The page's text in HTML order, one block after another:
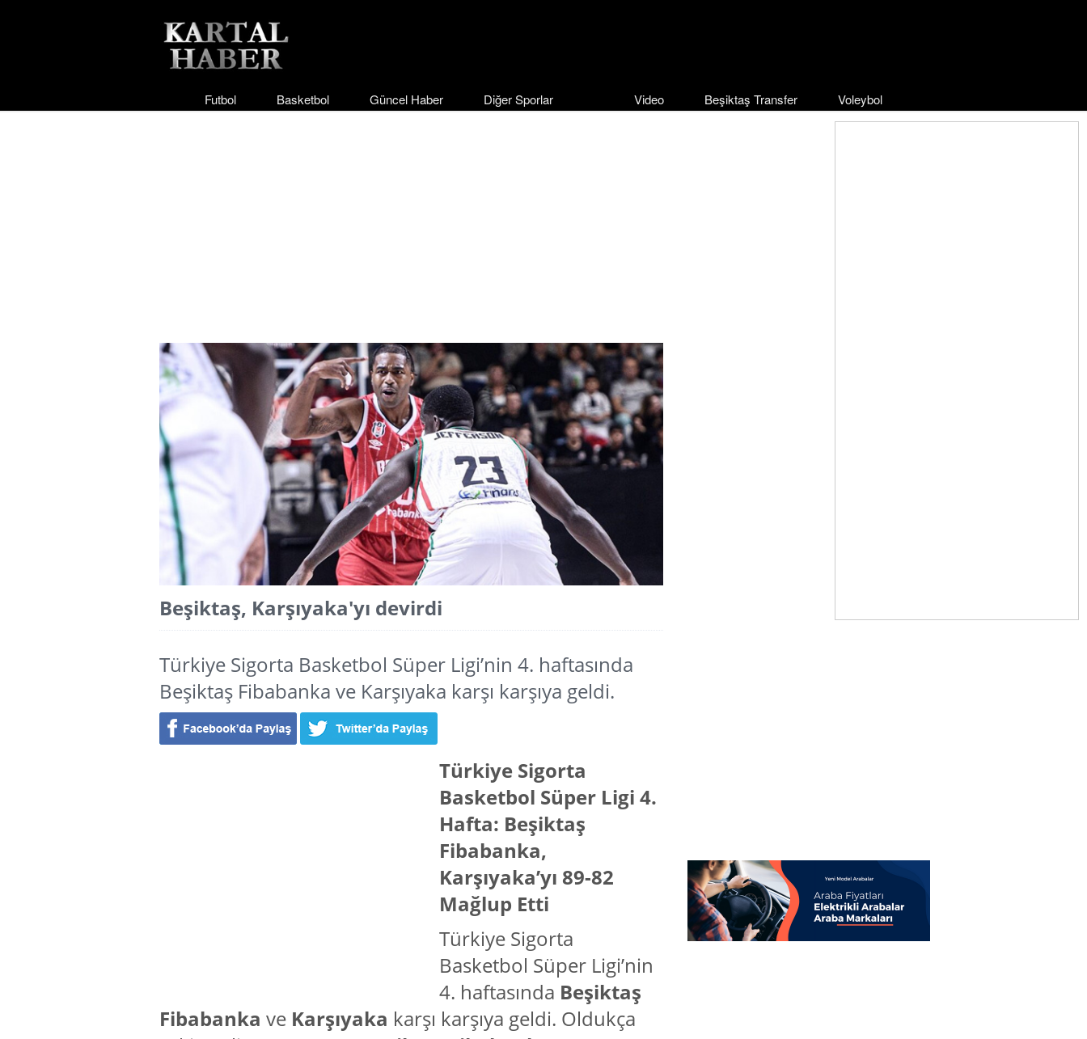
Futbol Basketbol Güncel Haber Diğer Sporlar Video Beşiktaş Transfer Voleybol
Beşiktaş, Karşıyaka'yı devirdi
Türkiye Sigorta Basketbol Süper Ligi’nin 4. haftasında
Beşiktaş Fibabanka ve Karşıyaka karşı karşıya geldi.
Türkiye Sigorta
Basketbol Süper Ligi 4.
Hafta: Beşiktaş
Fibabanka,
Karşıyaka’yı 89-82
Mağlup Etti
Türkiye Sigorta
Basketbol Süper Ligi’nin
4. haftasında Beşiktaş
Fibabanka ve Karşıyaka karşı karşıya geldi. Oldukça